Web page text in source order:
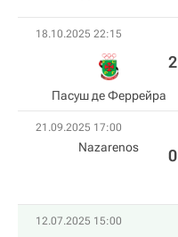
18.10.2025 22:15
Пасуш де Феррейра
2
21.09.2025 17:00
Nazarenos 0
12.07.2025 15:00